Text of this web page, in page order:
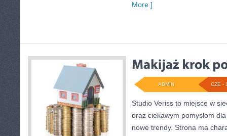
More ]
CZE -
ADMIN
Studio Veriss to miejsce w
oraz ciekawym pomysłom
nowe trendy. Strona ma